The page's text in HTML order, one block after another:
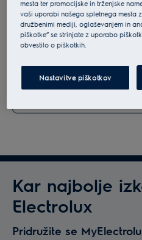
Kar najbolje
Electrolux
Pridružite se
mesta ter promocijske in trženjske
vaši uporabi našega spletnega mesta
družbenimi mediji, oglaševanjem in
piškotke” se strinjate z uporabo
obvestilo o piškotkih.
Nastavitve piškotkov